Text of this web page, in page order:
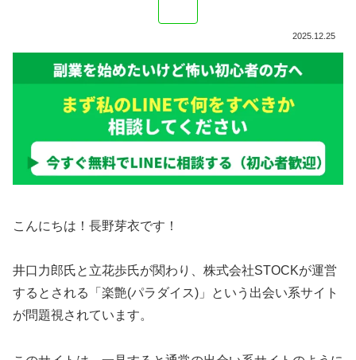
2025.12.25
こんにちは！長野芽衣です！
井口力郎氏と立花歩氏が関わり、株式会社STOCKが運営
するとされる「楽艶(パラダイス)」という出会い系サイト
が問題視されています。